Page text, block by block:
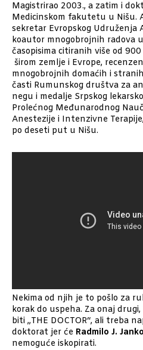
Magistrirao 2003., a zatim i
Medicinskom fakutetu u Nišu.
sekretar Evropskog Udruženja
koautor mnogobrojnih radova
časopisima citiranih više od
širom zemlje i Evrope,
mnogobrojnih domaćih i
časti Rumunskog društva za
negu i medalje Srpskog
Prolećnog Međunarodnog
Anestezije i Intenzivne
po deseti put u Nišu.
Nekima od njih je to pošlo za
korak do uspeha. Za onaj
biti „THE DOCTOR“, ali treba
doktorat jer će Radmilo J.
nemoguće iskopirati.